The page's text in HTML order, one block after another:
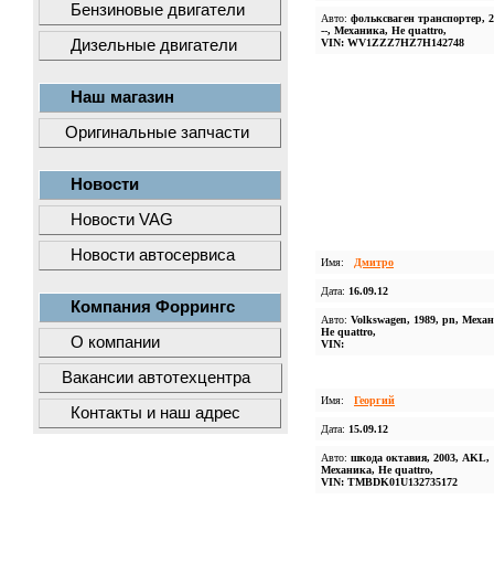
Бензиновые двигатели
Дизельные двигатели
Наш магазин
Оригинальные запчасти
Новости
Новости VAG
Новости автосервиса
Компания Форрингс
О компании
Вакансии автотехцентра
Контакты и наш адрес
Авто: фольксваген транспортер,
--, Механика, Не quattro,
VIN: WV1ZZZ7HZ7H142748
Имя: Дмитро
Дата: 16.09.12
Авто: Volkswagen, 1989, pn,
Не quattro,
VIN:
Имя: Георгий
Дата: 15.09.12
Авто: шкода октавия, 2003, AKL,
Механика, Не quattro,
VIN: TMBDK01U132735172